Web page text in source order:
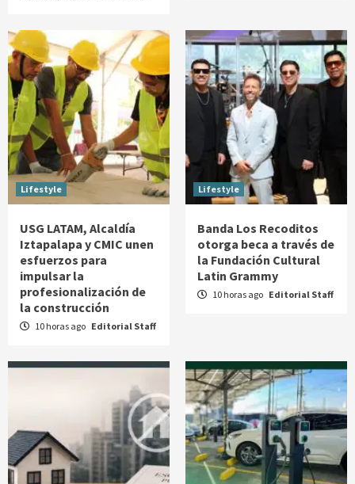
Lifestyle
USG LATAM, Alcaldía
Iztapalapa y CMIC unen
esfuerzos para
impulsar la
profesionalización de
la construcción
10 horas ago Editorial Staff
Lifestyle
Banda Los Recoditos
otorga beca a través de
la Fundación Cultural
Latin Grammy
10 horas ago Editorial Staff